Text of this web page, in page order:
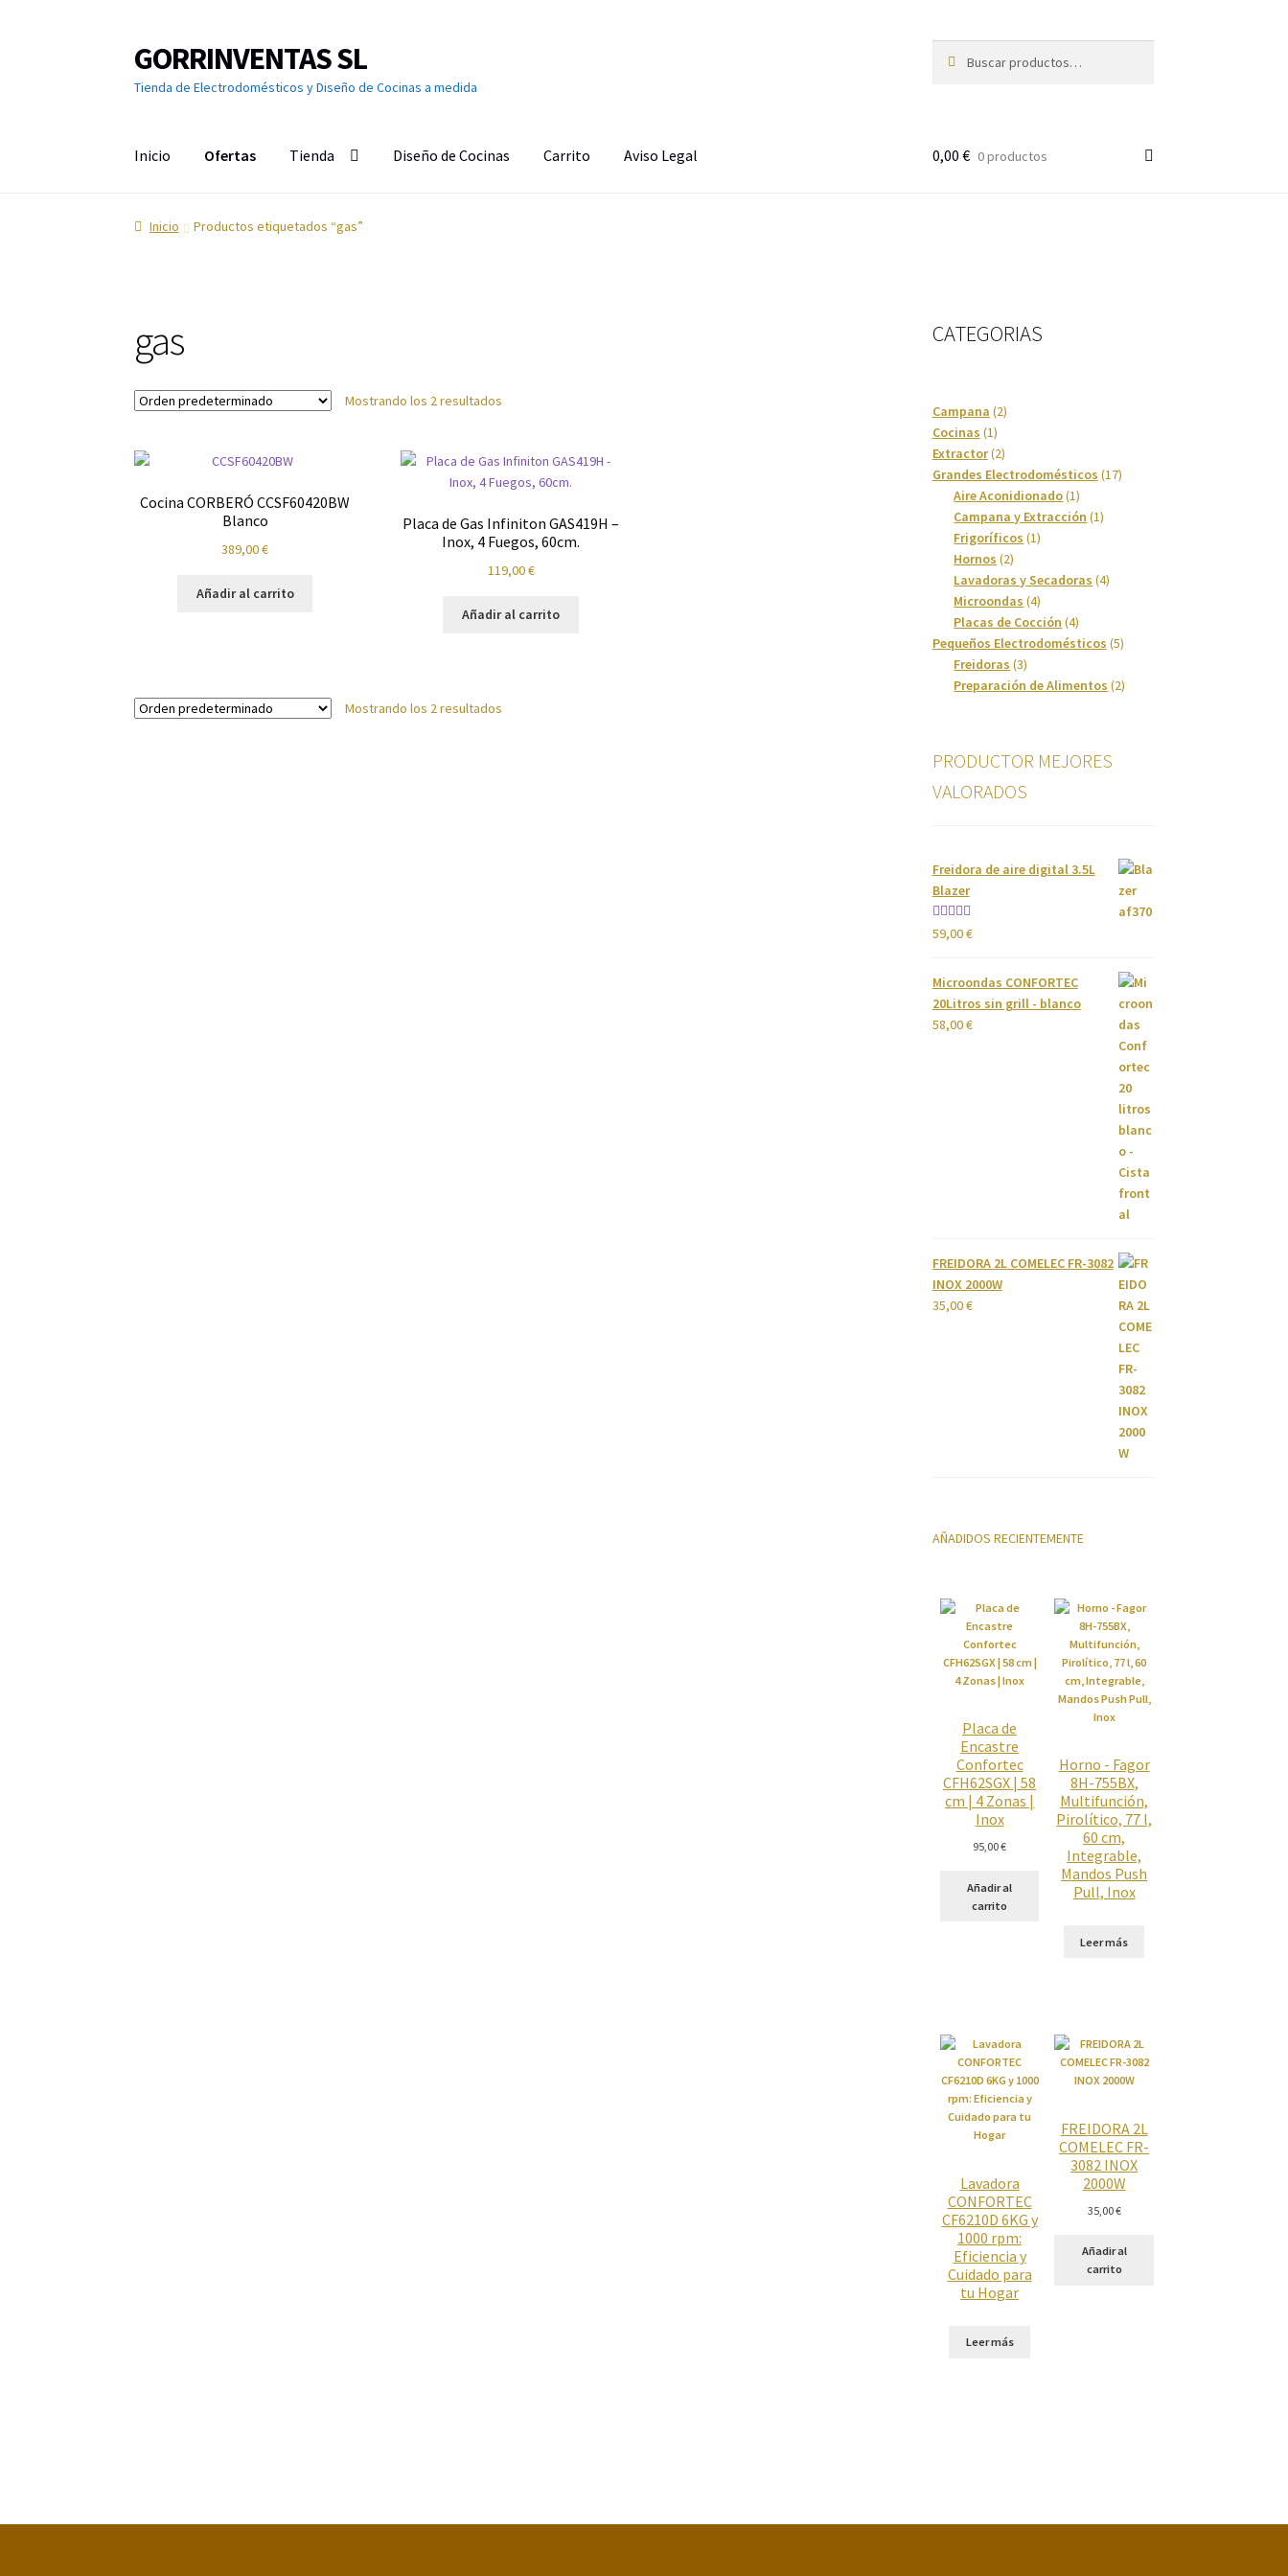
Ir
a
la
Ir
al
contenido
GORRINVENTAS SL
Tienda de Electrodomésticos y Diseño de Cocinas a medida
por:
Inicio Ofertas Tienda Diseño de Cocinas Carrito Aviso Legal
Inicio Ofertas Accesorios de TV Aire acondicionado
Grandes Electrodomésticos
Política de privacidadPreparación de alimentosReproductores SaludSecadoras
0,00 € 0 productos
Inicio Productos etiquetados “gas”
gas
Mostrando los 2 resultados
Cocina CORBERÓ CCSF60420BW
Blanco
389,00€
Añadir al carrito
Placa de Gas Infiniton GAS419H –
Inox, 4 Fuegos, 60cm.
119,00€
Añadir al carrito
Mostrando los 2 resultados
CATEGORIAS
Campana 22
Cocinas 11
producto
Extractor 22
productos
Grandes Electrodomésticos 1717
Aire Aconidionado 11
producto
Campana y Extracción 11
Frigoríficos 11
Hornos 22
productos
Lavadoras y Secadoras 44
Microondas 44
productos
Placas de Cocción 44
productos
Pequeños Electrodomésticos 55
Freidoras 33
productos
Preparación de Alimentos 22
PRODUCTOR MEJORES
VALORADOS
Freidora de aire digital 3.5L
Blazer
Valorado
59,00€
Microondas CONFORTEC
20Litros sin grill - blanco
58,00€
FREIDORA 2L COMELEC FR-3082
INOX 2000W
35,00€
AÑADIDOS RECIENTEMENTE
Placa de
Encastre
Confortec
CFH62SGX | 58
cm | 4 Zonas |
Inox
95,00€
Añadir al
carrito
Horno - Fagor
8H-755BX,
Multifunción,
Pirolítico, 77 l,
60 cm,
Integrable,
Mandos Push
Pull, Inox
Leer más
Lavadora
CONFORTEC
CF6210D 6KG y
1000 rpm:
Eficiencia y
Cuidado para
tu Hogar
Leer más
FREIDORA 2L
COMELEC FR-
3082 INOX
2000W
35,00€
Añadir al
carrito